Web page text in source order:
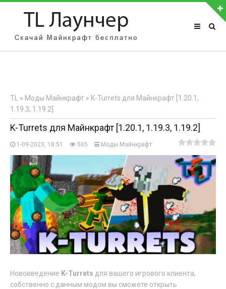
АВТОРИЗАЦИЯ НА САЙТЕ
Регистрация
TL » Моды Майнкрафт » K-Turrets для Майнкрафт [1.20.1,
1.19.3, 1.19.2]
K-Turrets для Майнкрафт [1.20.1, 1.19.3, 1.19.2]
1-09-2023, 18:51 565 Моды Майнкрафт
Нововведение K-Turrets для вашего игрового клиента,
собственно с данным модом вы сможете открыть